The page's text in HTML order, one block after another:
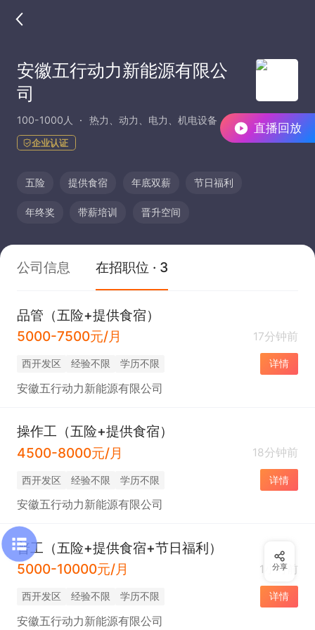
直播回放
安徽五行动力新能源有限公
司
100-1000人 热力、动力、电力、机电设备
企业认证
五险 提供食宿 年底双薪 节日福利
年终奖 带薪培训 晋升空间
公司信息 在招职位 · 3
品管（五险+提供食宿）
5000-7500元/月
17分钟前
西开发区 经验不限 学历不限 详情
安徽五行动力新能源有限公司
操作工（五险+提供食宿）
4500-8000元/月
18分钟前
西开发区 经验不限 学历不限 详情
安徽五行动力新能源有限公司
普工（五险+提供食宿+节日福利）
5000-10000元/月
1小时前
西开发区 经验不限 学历不限 详情
安徽五行动力新能源有限公司
分享